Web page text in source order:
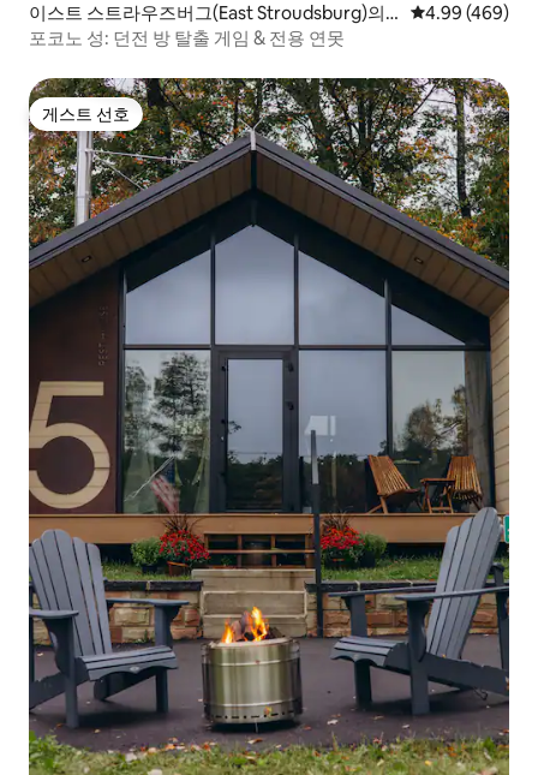
이스트 스트라우즈버그(East Stroudsburg)의
캐슬
평점 4.99점(5
4.99 (469)
포코노 성: 던전 방 탈출 게임 & 전용 연못
게스트 선호
게스트 선호